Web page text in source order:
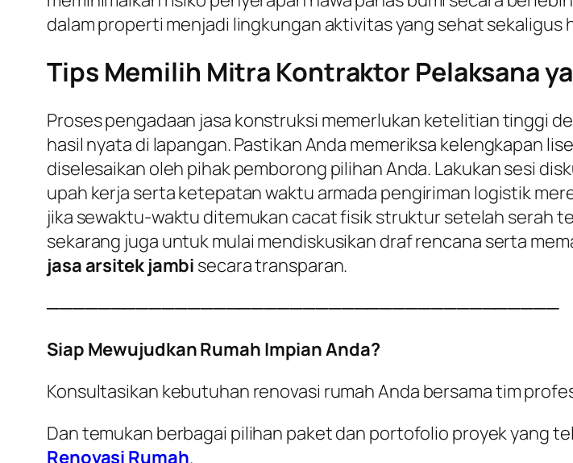
dalam properti menjadi lingkungan aktivitas yang sehat sekaligus
Tips Memilih Mitra Kontraktor Pelaksana
Proses pengadaan jasa konstruksi memerlukan ketelitian tinggi
hasil nyata di lapangan. Pastikan Anda memeriksa kelengkapan
diselesaikan oleh pihak pemborong pilihan Anda. Lakukan sesi
upah kerja serta ketepatan waktu armada pengiriman logistik
jika sewaktu-waktu ditemukan cacat fisik struktur setelah serah
sekarang juga untuk mulai mendiskusikan draf rencana serta
jasa arsitek jambi secara transparan.
────────────────────────────────────────
Siap Mewujudkan Rumah Impian Anda?
Konsultasikan kebutuhan renovasi rumah Anda bersama tim
Dan temukan berbagai pilihan paket dan portofolio proyek yang
Renovasi Rumah.